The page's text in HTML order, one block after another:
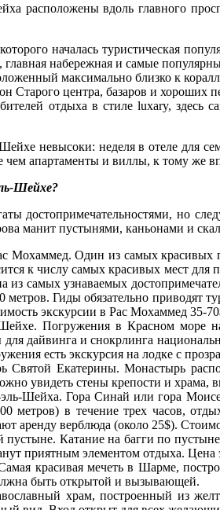
расположены вдоль главного
началась туристическая
главная набережная и самые
максимально близко к
центра, базаров и хороших
отдыха в стиле luxary, здесь
невысоки: неделя в отеле для
чем апартаменты и виллы, к тому же
Шейхе?
достопримечательностями, но
манит пустынями, каньонами и
Мохаммед. Один из самых красивых
к числу самых красивых мест
из самых узнаваемых
метров. Гиды обязательно приводят
экскурсии в Рас Мохаммед 35-
Погружения в Красном море
дайвинга и снокрлинга
есть экскурсия на лодке с
Святой Екатерины. Монастырь
увидеть стены крепости и храма,
Шейха. Гора Синай или гора
метров) в течение трех часов,
аренду верблюда (около 25$).
Катание на багги по
приятным элементом отдыха. Цена
красивая мечеть в Шарме,
быть открытой и вызывающей.
храм, построенный из